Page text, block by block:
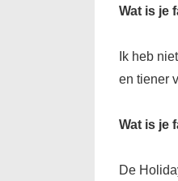
Wat is je
Ik heb
en tiener
Wat is je
De